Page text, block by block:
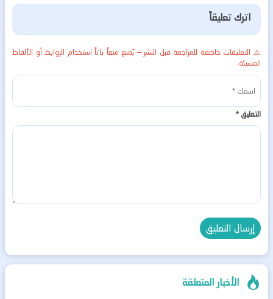
اترك تعليقاً
⚠️ التعليقات خاضعة للمراجعة قبل النشر — يُمنع منعاً باتاً استخدام الروابط أو الألفاظ
المسيئة.
التعليق*
الأخبار المتعلقة